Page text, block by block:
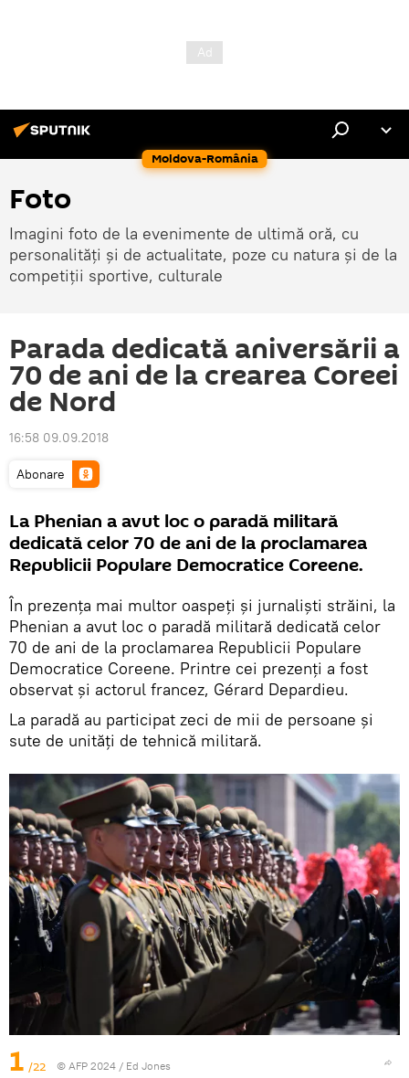
Moldova-România
Foto
Imagini foto de la evenimente de ultimă oră, cu
personalități și de actualitate, poze cu natura și de la
competiții sportive, culturale
Parada dedicată aniversării a
70 de ani de la crearea Coreei
de Nord
16:58 09.09.2018
Abonare
La Phenian a avut loc o paradă militară
dedicată celor 70 de ani de la proclamarea
Republicii Populare Democratice Coreene.
În prezența mai multor oaspeți și jurnaliști străini, la
Phenian a avut loc o paradă militară dedicată celor
70 de ani de la proclamarea Republicii Populare
Democratice Coreene. Printre cei prezenți a fost
observat și actorul francez, Gérard Depardieu.
La paradă au participat zeci de mii de persoane și
sute de unități de tehnică militară.
1 /22 © AFP 2024 / Ed Jones